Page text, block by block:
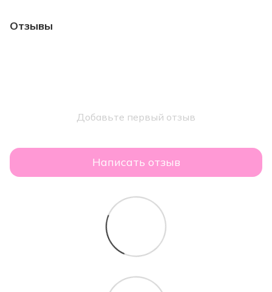
Отзывы
Добавьте первый отзыв
Написать отзыв